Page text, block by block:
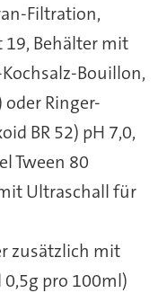
Filtration,
Behälter mit
Bouillon,
oder Ringer-
BR 52) pH 7,0,
Tween 80
Ultraschall für
zusätzlich mit
pro 100ml)